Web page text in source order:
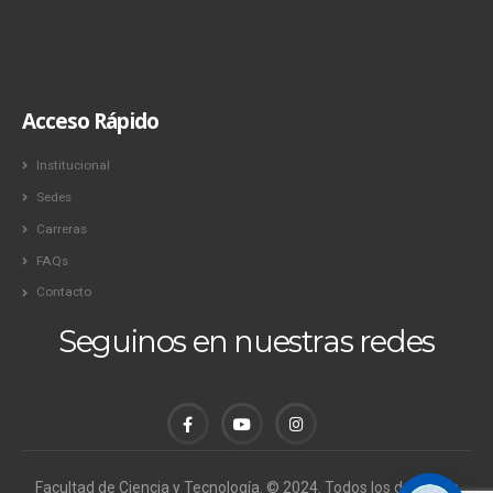
Acceso Rápido
Institucional
Sedes
Carreras
FAQs
Contacto
Seguinos en nuestras redes
Facultad de Ciencia y Tecnología. © 2024. Todos los derechos